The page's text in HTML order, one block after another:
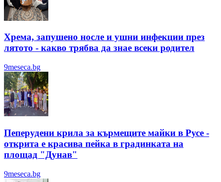
Хрема, запушено носле и ушни инфекции през
лятотo - какво трябва да знае всеки родител
9meseca.bg
Пеперудени крила за кърмещите майки в Русе -
открита е красива пейка в градинката на
площад "Дунав"
9meseca.bg